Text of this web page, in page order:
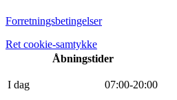
Forretningsbetingelser
Ret cookie-samtykke
Åbningstider
I dag 07:00-20:00